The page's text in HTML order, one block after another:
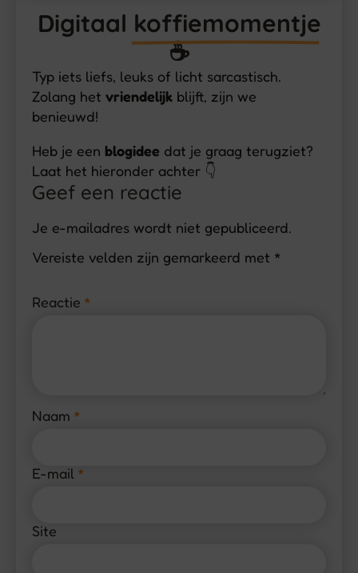
Digitaal koffiemomentje
☕
Typ iets liefs, leuks of licht sarcastisch.
Zolang het vriendelijk blijft, zijn we
benieuwd!
Heb je een blogidee dat je graag terugziet?
Laat het hieronder achter 👇
Geef een reactie
Je e-mailadres wordt niet gepubliceerd.
Vereiste velden zijn gemarkeerd met *
Reactie *
Naam *
E-mail *
Site